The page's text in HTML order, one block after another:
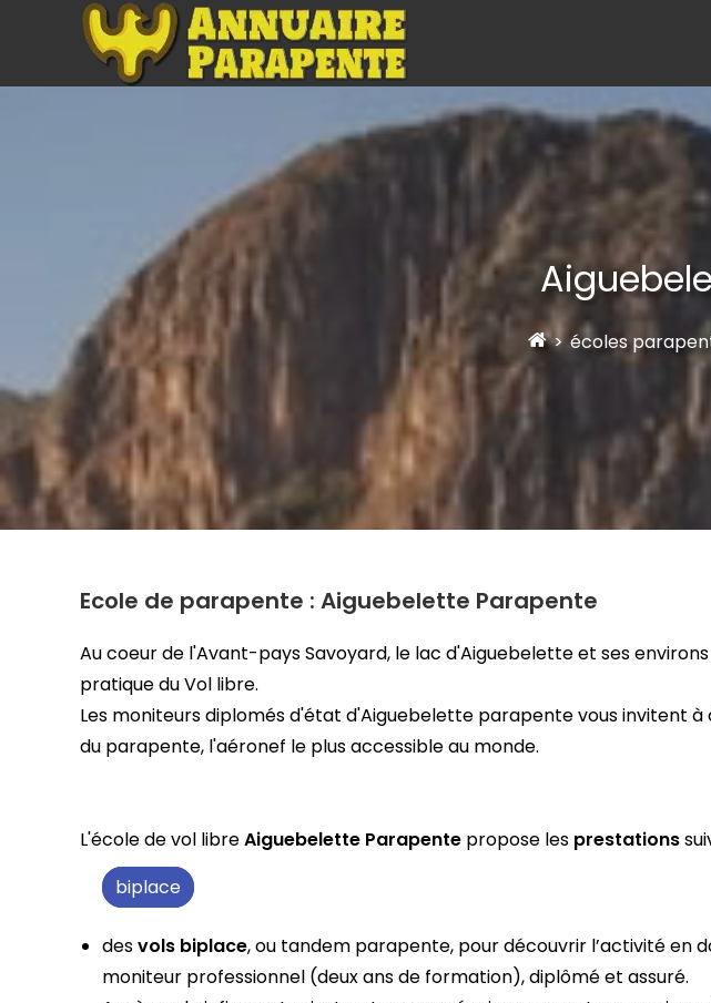
> écoles
Ecole de parapente : Aiguebelette Parapente
Au coeur de l'Avant-pays Savoyard, le lac d'Aiguebelette et ses
pratique du Vol libre.
Les moniteurs diplomés d'état d'Aiguebelette parapente vous invitent
du parapente, l'aéronef le plus accessible au monde.
L'école de vol libreAiguebelette Parapente propose les prestations
biplace
desvols biplace, ou tandem parapente, pour découvrir l’activité en
moniteur professionnel (deux ans de formation), diplômé et assuré.